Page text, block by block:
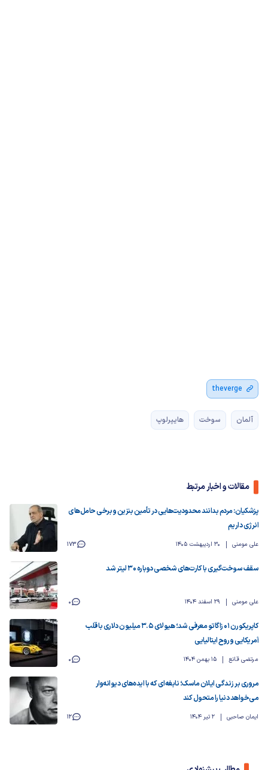
theverge
آلمان سوخت هایپرلوپ
مقالات و اخبار مرتبط
پزشکیان: مردم بدانند محدودیت‌هایی در تأمین بنزین و برخی حامل‌های
انرژی داریم
علی مومنی 30 اردیبهشت 1405 173
سقف سوخت‌گیری با کارت‌های شخصی دوباره ۳۰ لیتر شد
علی مومنی 29 اسفند 1404 0
کاپریکورن ۰۱ زاگاتو معرفی شد؛ هیولای ۳.۵ میلیون دلاری با قلب
آمریکایی و روح ایتالیایی
مرتضی قانع 15 بهمن 1404 0
مروری بر زندگی ایلان ماسک؛ نابغه‌ای که با ایده‌های دیوانه‌وار
می‌خواهد دنیا را متحول کند
ایمان صاحبی 2 تیر 1404 12